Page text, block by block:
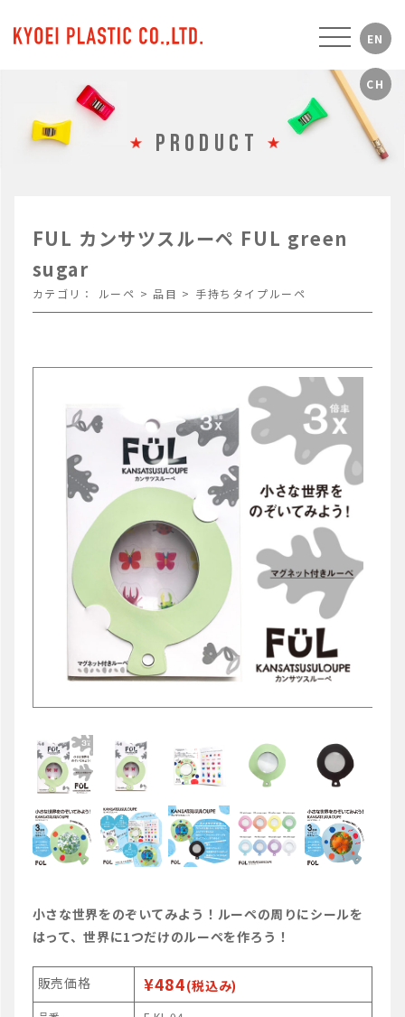
PRODUCT
FUL カンサツスルーペ FUL green
sugar
カテゴリ： ルーペ > 品目 > 手持ちタイプルーペ
小さな世界をのぞいてみよう！ルーペの周りにシールを
はって、世界に1つだけのルーペを作ろう！
販売価格 ¥484(税込み)